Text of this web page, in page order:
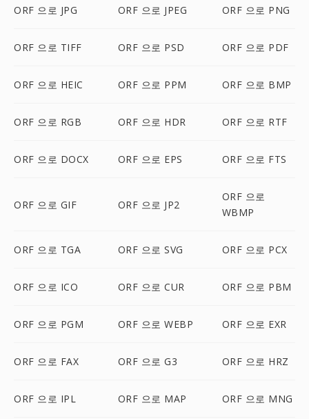
ORF 으로 JPG ORF 으로 JPEG ORF 으로 PNG
ORF 으로 TIFF ORF 으로 PSD ORF 으로 PDF
ORF 으로 HEIC ORF 으로 PPM ORF 으로 BMP
ORF 으로 RGB ORF 으로 HDR ORF 으로 RTF
ORF 으로 DOCX ORF 으로 EPS ORF 으로 FTS
ORF 으로 GIF ORF 으로 JP2
ORF 으로
WBMP
ORF 으로 TGA ORF 으로 SVG ORF 으로 PCX
ORF 으로 ICO ORF 으로 CUR ORF 으로 PBM
ORF 으로 PGM ORF 으로 WEBP ORF 으로 EXR
ORF 으로 FAX ORF 으로 G3 ORF 으로 HRZ
ORF 으로 IPL ORF 으로 MAP ORF 으로 MNG